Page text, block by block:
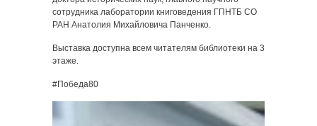
сотрудника лаборатории книговедения ГПНТБ СО
РАН Анатолия Михайловича Панченко.
Выставка доступна всем читателям библиотеки на 3
этаже.
#Победа80